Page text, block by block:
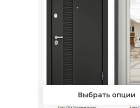
Выбрать опции